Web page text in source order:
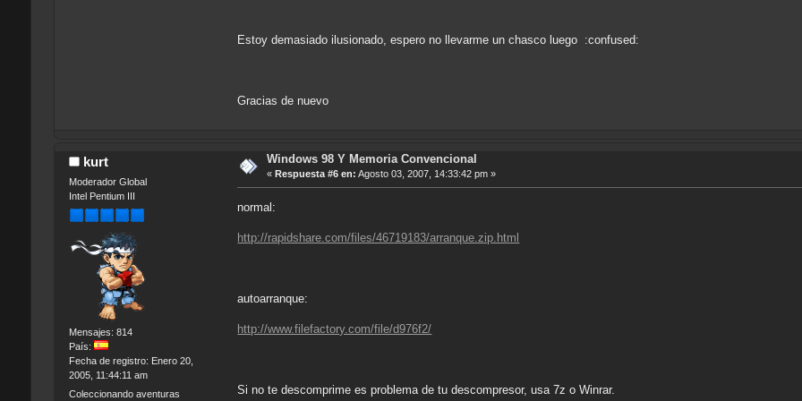
Estoy demasiado ilusionado, espero no llevarme un chasco luego :confused:
Gracias de nuevo
kurt
Moderador Global
Intel Pentium III
Mensajes: 814
País:
Fecha de registro: Enero 20,
2005, 11:44:11 am
Coleccionando aventuras
Windows 98 Y Memoria Convencional
« Respuesta #6 en: Agosto 03, 2007, 14:33:42 pm »
normal:
http://rapidshare.com/files/46719183/arranque.zip.html
autoarranque:
http://www.filefactory.com/file/d976f2/
Si no te descomprime es problema de tu descompresor, usa 7z o Winrar.